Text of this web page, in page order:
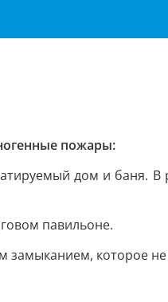
пожары:
дом и баня.
павильоне.
замыканием, которое